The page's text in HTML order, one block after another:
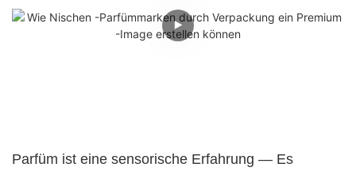
Parfüm ist eine sensorische Erfahrung — Es